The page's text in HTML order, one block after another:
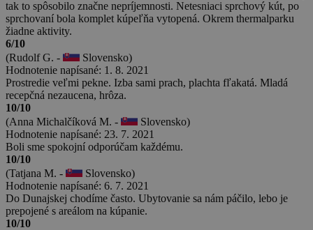
tak to spôsobilo značne nepríjemnosti. Netesniaci sprchový kút, po
sprchovaní bola komplet kúpeľňa vytopená. Okrem thermalparku
žiadne aktivity.
6/10
(Rudolf G. -
Slovensko)
Hodnotenie napísané: 1. 8. 2021
Prostredie veľmi pekne. Izba sami prach, plachta fľakatá. Mladá
recepčná nezaucena, hrôza.
10/10
(Anna Michalčíková M. -
Slovensko)
Hodnotenie napísané: 23. 7. 2021
Boli sme spokojní odporúčam každému.
10/10
(Tatjana M. -
Slovensko)
Hodnotenie napísané: 6. 7. 2021
Do Dunajskej chodíme často. Ubytovanie sa nám páčilo, lebo je
prepojené s areálom na kúpanie.
10/10